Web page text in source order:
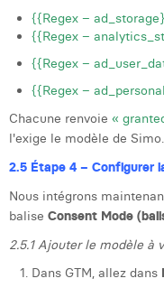
{{Regex –
{{Regex –
{{Regex –
{{Regex –
Chacune renvoie «
l'exige le modèle de Simo.
2.5 Étape 4 – Configurer
Nous intégrons
balise Consent Mode
2.5.1 Ajouter le modèle à
Dans GTM, allez dans